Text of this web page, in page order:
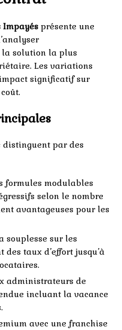
Impayés présente une
solution la plus
Les variations
significatif sur
distinguent par des
formules modulables
selon le nombre
avantageuses pour les
souplesse sur les
taux d’effort jusqu’à
administrateurs de
incluant la vacance
avec une franchise